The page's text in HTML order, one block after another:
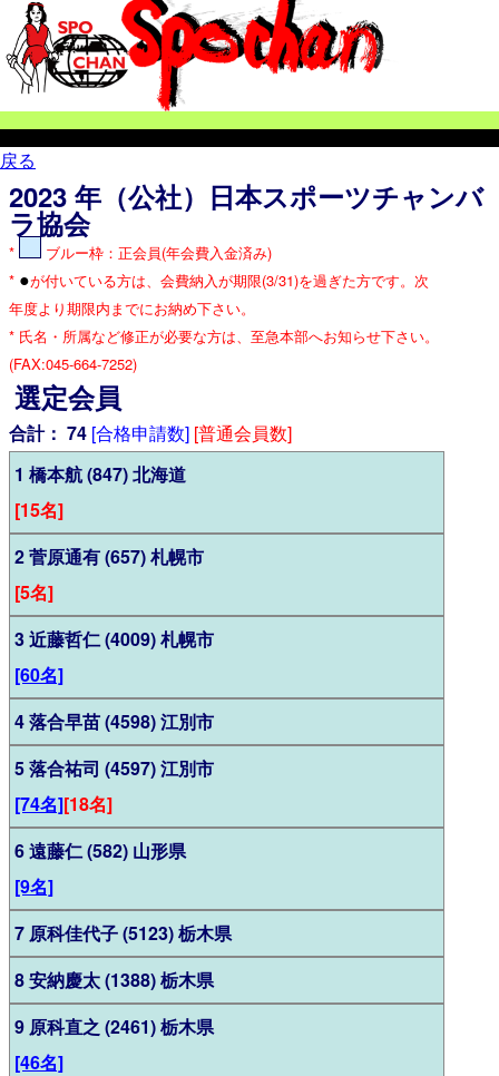
戻る
2023 年（公社）日本スポーツチャンバ
ラ協会
*
ブルー枠：正会員(年会費入金済み)
* ●が付いている方は、会費納入が期限(3/31)を過ぎた方です。次
年度より期限内までにお納め下さい。
* 氏名・所属など修正が必要な方は、至急本部へお知らせ下さい。
(FAX:045-664-7252)
選定会員
合計： 74 [合格申請数] [普通会員数]
1 橋本航 (847) 北海道
[15名]
2 菅原通有 (657) 札幌市
[5名]
3 近藤哲仁 (4009) 札幌市
[60名]
4 落合早苗 (4598) 江別市
5 落合祐司 (4597) 江別市
[74名][18名]
6 遠藤仁 (582) 山形県
[9名]
7 原科佳代子 (5123) 栃木県
8 安納慶太 (1388) 栃木県
9 原科直之 (2461) 栃木県
[46名]